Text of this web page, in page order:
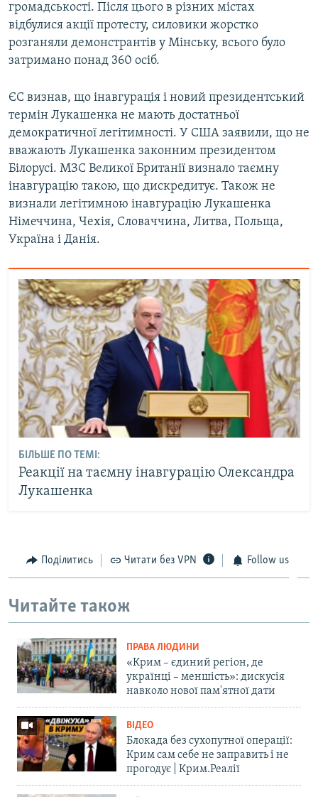
громадськості. Після цього в різних містах
відбулися акції протесту, силовики жорстко
розганяли демонстрантів у Мінську, всього було
затримано понад 360 осіб.
ЄС визнав, що інавгурація і новий президентський
термін Лукашенка не мають достатньої
демократичної легітимності. У США заявили, що не
вважають Лукашенка законним президентом
Білорусі. МЗС Великої Британії визнало таємну
інавгурацію такою, що дискредитує. Також не
визнали легітимною інавгурацію Лукашенка
Німеччина, Чехія, Словаччина, Литва, Польща,
Україна і Данія.
БІЛЬШЕ ПО ТЕМІ:
Реакції на таємну інавгурацію Олександра
Лукашенка
Поділитись Читати без VPN Follow us
Читайте також
ПРАВА ЛЮДИНИ
«Крим – єдиний регіон, де
українці – меншість»: дискусія
навколо нової пам'ятної дати
ВІДЕО
Блокада без сухопутної операції:
Крим сам себе не заправить і не
прогодує | Крим.Реалії